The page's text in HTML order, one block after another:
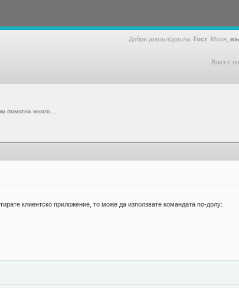
Добре дошъл/дошла, Гост . Моля,
Влез с
помогна много...
клиентско приложение, то може да използвате командата по-долу: